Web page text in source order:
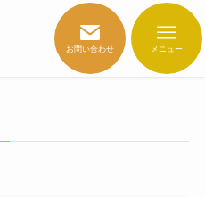
お問い合わせ メニュー